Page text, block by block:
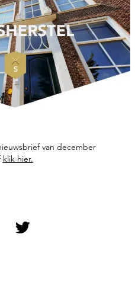
van december
klik hier.